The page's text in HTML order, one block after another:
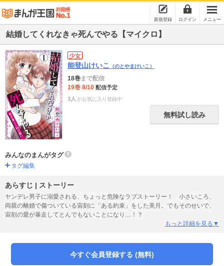
新規登録 ログイン メニュー
結婚してくれなきゃ死んでやる【マイクロ】
少女
能登山けいこ （のとやまけいこ）
18巻まで配信
19巻 8/10 配信予定
3人 がお気に入り登録中
無料試し読み
みんなのまんがタグ
タグ編集
あらすじ | ストーリー
ヤンデレ男子に溺愛される、ちょっと危険なラブストーリー！ 小さいころ、
両親の離婚で傷ついている宙刻に「ある約束」をした美月。でもそのせいで、
宙刻の愛が暴走してとんでもないことになり…！？
もっと詳細を見る▼
今すぐ会員登録する (無料)